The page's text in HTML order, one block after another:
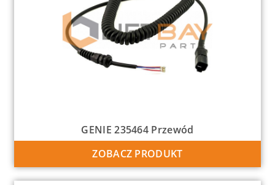
GENIE 235464 Przewód
ZOBACZ PRODUKT